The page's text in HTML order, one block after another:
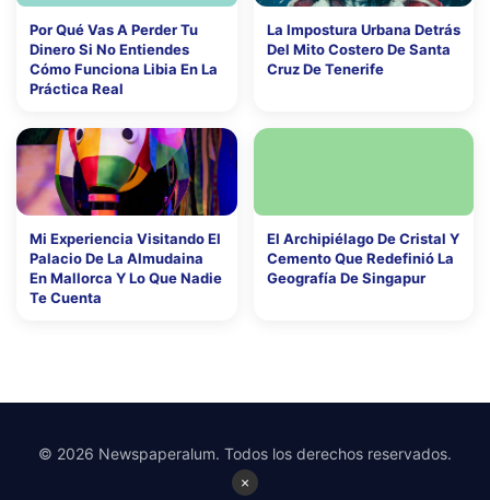
Por Qué Vas A Perder Tu
Dinero Si No Entiendes
Cómo Funciona Libia En La
Práctica Real
La Impostura Urbana Detrás
Del Mito Costero De Santa
Cruz De Tenerife
Mi Experiencia Visitando El
Palacio De La Almudaina
En Mallorca Y Lo Que Nadie
Te Cuenta
El Archipiélago De Cristal Y
Cemento Que Redefinió La
Geografía De Singapur
×
© 2026 Newspaperalum. Todos los derechos reservados.